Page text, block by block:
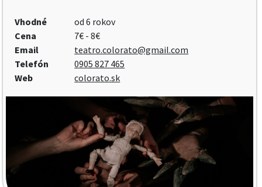
Vhodné
od 6 rokov
Cena
7€ - 8€
Email
teatro.colorato@gmail.com
Telefón
0905 827 465
Web
colorato.sk